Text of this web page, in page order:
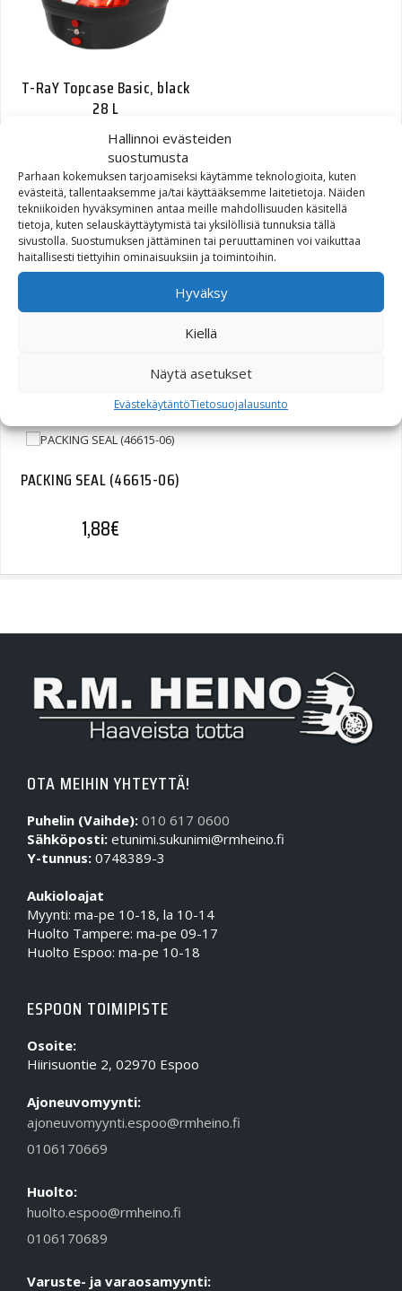
Hallinnoi evästeiden
suostumusta
Parhaan kokemuksen tarjoamiseksi käytämme teknologioita, kuten
evästeitä, tallentaaksemme ja/tai käyttääksemme laitetietoja. Näiden
tekniikoiden hyväksyminen antaa meille mahdollisuuden käsitellä
tietoja, kuten selauskäyttäytymistä tai yksilöllisiä tunnuksia tällä
sivustolla. Suostumuksen jättäminen tai peruuttaminen voi vaikuttaa
haitallisesti tiettyihin ominaisuuksiin ja toimintoihin.
Hyväksy
Kiellä
Näytä asetukset
EvästekäytäntöTietosuojalausunto
T-RaY Topcase Basic, black
28 L
52,04€
SCREW 1/4-20 X 5/8
BUTTON HEAD SEMS TORX
T-27, WITH LOCKPATCH
PACKING SEAL (46615-06)
1,88€
OTA MEIHIN YHTEYTTÄ!
Puhelin (Vaihde): 010 617 0600
Sähköposti: etunimi.sukunimi@rmheino.fi
Y-tunnus: 0748389-3
Aukioloajat
Myynti: ma-pe 10-18, la 10-14
Huolto Tampere: ma-pe 09-17
Huolto Espoo: ma-pe 10-18
ESPOON TOIMIPISTE
Osoite:
Hiirisuontie 2, 02970 Espoo
Ajoneuvomyynti:
ajoneuvomyynti.espoo@rmheino.fi
0106170669
Huolto:
huolto.espoo@rmheino.fi
0106170689
Varuste- ja varaosamyynti: